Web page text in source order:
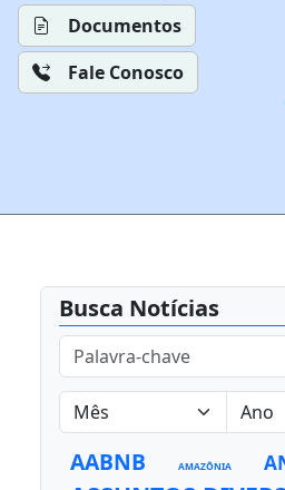
Documentos
Fale Conosco
Busca Notícias
AABNB AMAZÔNIA